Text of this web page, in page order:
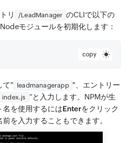
リ /LeadManager のCLIで以下の
モジュールを初期化します：
copy
て" leadmanagerapp "、エントリー
index.js “と入力します。NPMが生
名を使用するにはEnterをクリック
を入力することもできます。